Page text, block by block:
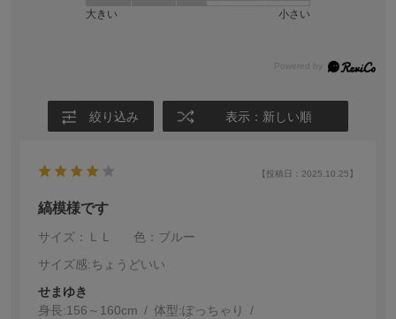
大きい
小さい
絞り込み 表示：新しい順
【投稿日：2025.10.25】
縞模様です
サイズ：ＬＬ
色：ブルー
サイズ感:ちょうどいい
せまゆき
身長:156～160cm 体型:ぽっちゃり